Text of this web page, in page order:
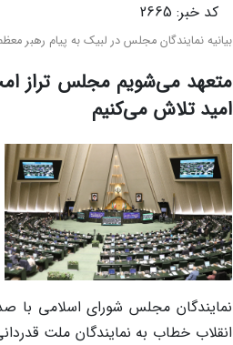
کد خبر: 2665
بیانیه نمایندگان مجلس در لبیک به پیام رهبر
متعهد می‌شویم مجلس تراز
امید تلاش می‌کنیم
نمایندگان مجلس شورای اسلامی با
انقلاب خطاب به نمایندگان ملت